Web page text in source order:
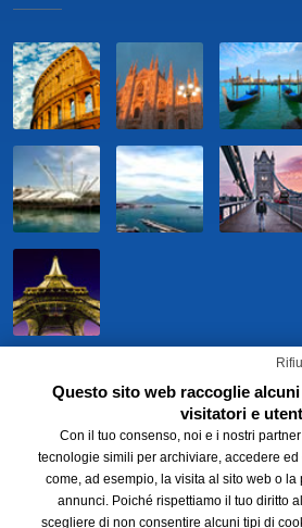
BWH Hotels Italia S.c.p.a. - Società Benefit -
Questo sito web raccoglie
visitatori e
Con il tuo consenso, noi e i nostri
tecnologie simili per archiviare, accedere
come, ad esempio, la visita al sito web o
annunci. Poiché rispettiamo il tuo diritto
scegliere di non consentire alcuni tipi di